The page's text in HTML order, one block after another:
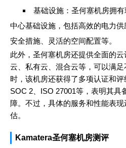
基础设施：圣何塞机房拥
中心基础设施，包括高效的电力
安全措施、灵活的空间配置等。
此外，圣何塞机房还提供全面的
云、私有云、混合云等，可以满
时，该机房还获得了多项认证和
SOC 2、ISO 27001等，表明其具
障。不过，具体的服务和性能表
估。
Kamatera圣何塞机房测评